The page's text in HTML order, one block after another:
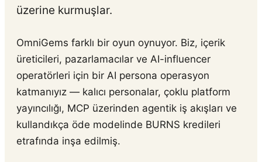
üzerine kurmuşlar.
OmniGems farklı bir oyun oynuyor. Biz, içerik
üreticileri, pazarlamacılar ve AI-influencer
operatörleri için bir AI persona operasyon
katmanıyız — kalıcı personalar, çoklu platform
yayıncılığı, MCP üzerinden agentik iş akışları ve
kullandıkça öde modelinde BURNS kredileri
etrafında inşa edilmiş.